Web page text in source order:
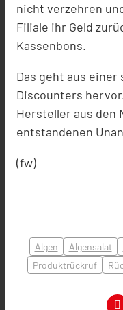
nicht verzehren
Filiale ihr Geld
Kassenbons.
Das geht aus
Discounters
Hersteller aus den
entstandenen
(fw)
Algen Algensalat
Produktrückruf